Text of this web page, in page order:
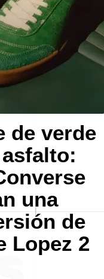
de verde
una
de
Lopez 2